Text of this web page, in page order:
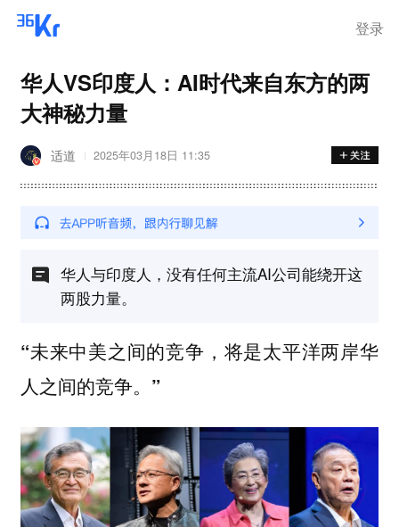
登录
华人VS印度人：AI时代来自东方的两
大神秘力量
适道 2025年03月18日 11:35
华人与印度人，没有任何主流AI公司能绕开这
两股力量。
“未来中美之间的竞争，将是太平洋两岸华
人之间的竞争。”